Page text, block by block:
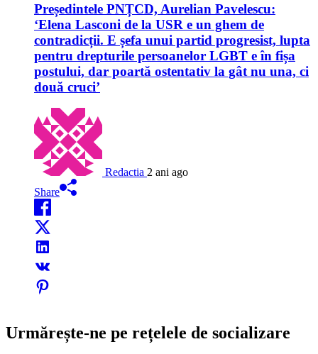
Președintele PNȚCD, Aurelian Pavelescu:
‘Elena Lasconi de la USR e un ghem de
contradicții. E șefa unui partid progresist, lupta
pentru drepturile persoanelor LGBT e în fișa
postului, dar poartă ostentativ la gât nu una, ci
două cruci’
Redactia 2 ani ago
Share
Urmărește-ne pe rețelele de socializare